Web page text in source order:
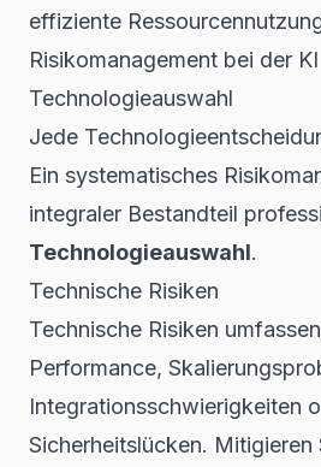
effiziente
Risikomanagement bei der KI
Technologieauswahl
Jede
Ein systematisches
integraler Bestandteil
Technologieauswahl.
Technische Risiken
Technische Risiken
Performance,
Integrationsschwierigkeiten
Sicherheitslücken. Mitigieren